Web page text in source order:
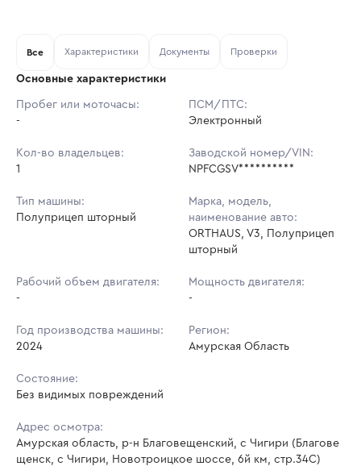
Тип аукциона: Открытые торги
Шаг торгов: 33 867 ₽
Кол-во ставок:
Ставок не найдено
в аукционах
Все Характеристики Документы Проверки
Основные характеристики
Пробег или моточасы:
-
ПСМ/ПТС:
Электронный
Кол-во владельцев:
1
Заводской номер/VIN:
NPFCGSV**********
Тип машины:
Полуприцеп шторный
Марка, модель,
наименование авто:
ORTHAUS, V3, Полуприцеп
шторный
Рабочий объем двигателя:
-
Мощность двигателя:
-
Год производства машины:
2024
Регион:
Амурская Область
Состояние:
Без видимых повреждений
Адрес осмотра:
Амурская область, р-н Благовещенский, с Чигири (Благове
щенск, с Чигири, Новотроицкое шоссе, 6й км, стр.34С)